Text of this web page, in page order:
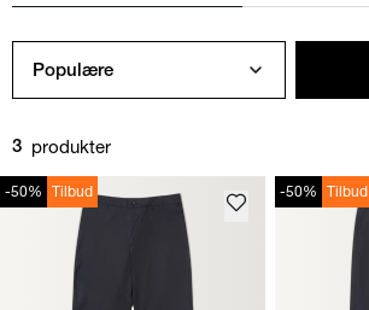
Populære
3 produkter
-50% Tilbud -50% Tilbud